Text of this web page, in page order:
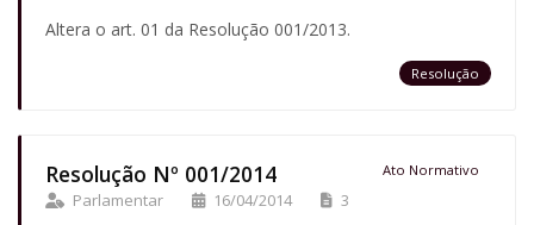
Altera o art. 01 da Resolução 001/2013.
Resolução
Resolução Nº 001/2014 Ato Normativo
Parlamentar 16/04/2014 3